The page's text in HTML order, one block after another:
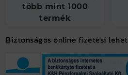
több mint 1000
termék
Biztonságos online fizetési